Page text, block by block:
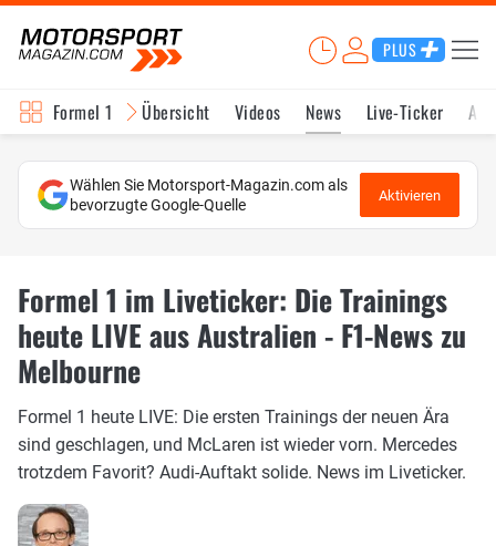
PLUS
Formel 1 Übersicht Videos News Live-Ticker
Wählen Sie Motorsport-Magazin.com als
bevorzugte Google-Quelle
Aktivieren
Formel 1 im Liveticker: Die Trainings
heute LIVE aus Australien - F1-News zu
Melbourne
Formel 1 heute LIVE: Die ersten Trainings der neuen Ära
sind geschlagen, und McLaren ist wieder vorn. Mercedes
trotzdem Favorit? Audi-Auftakt solide. News im Liveticker.